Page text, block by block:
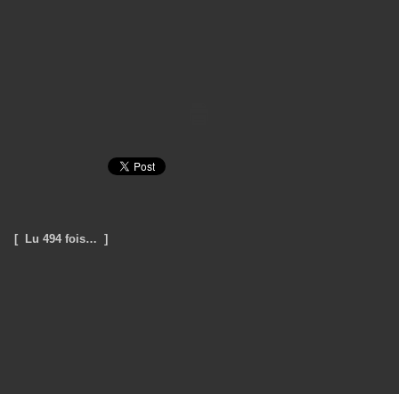
[ Lu 494 fois… ]